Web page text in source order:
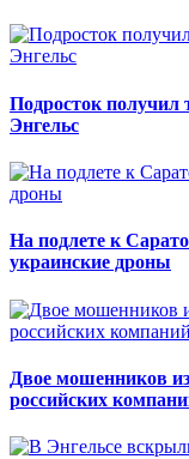
Подросток
Энгельс
На подлете к
украинские дроны
Двое мошенников
российских